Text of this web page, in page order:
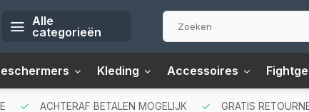
Alle
categorieën
Kleding Accessoires
ACHTERAF BETALEN MOGELIJK GRATIS